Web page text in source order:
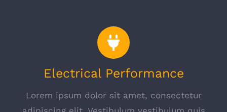
Electrical Performance
Lorem ipsum dolor sit amet, consectetur